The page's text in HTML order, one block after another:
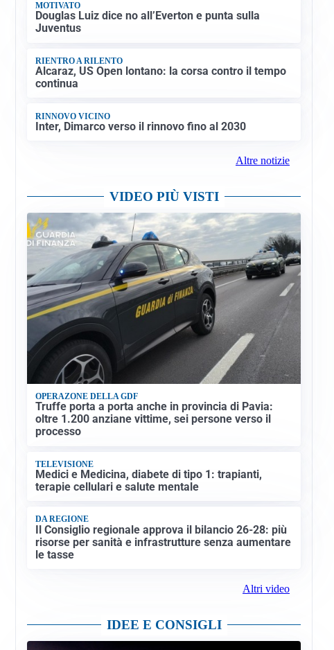
MOTIVATO
Douglas Luiz dice no all’Everton e punta sulla
Juventus
RIENTRO A RILENTO
Alcaraz, US Open lontano: la corsa contro il tempo
continua
RINNOVO VICINO
Inter, Dimarco verso il rinnovo fino al 2030
Altre notizie
VIDEO PIÙ VISTI
OPERAZONE DELLA GDF
Truffe porta a porta anche in provincia di Pavia:
oltre 1.200 anziane vittime, sei persone verso il
processo
TELEVISIONE
Medici e Medicina, diabete di tipo 1: trapianti,
terapie cellulari e salute mentale
DA REGIONE
Il Consiglio regionale approva il bilancio 26-28: più
risorse per sanità e infrastrutture senza aumentare
le tasse
Altri video
IDEE E CONSIGLI